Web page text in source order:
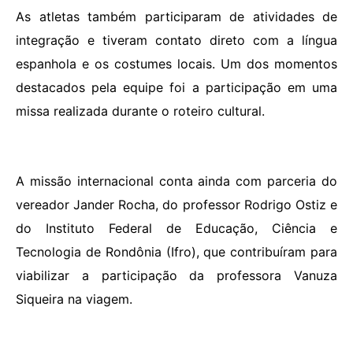
As atletas também participaram de atividades de
integração e tiveram contato direto com a língua
espanhola e os costumes locais. Um dos momentos
destacados pela equipe foi a participação em uma
missa realizada durante o roteiro cultural.
A missão internacional conta ainda com parceria do
vereador Jander Rocha, do professor Rodrigo Ostiz e
do Instituto Federal de Educação, Ciência e
Tecnologia de Rondônia (Ifro), que contribuíram para
viabilizar a participação da professora Vanuza
Siqueira na viagem.